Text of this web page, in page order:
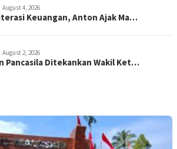
August 4, 2026
Keuangan, Anton Ajak Ma…
August 2, 2026
Pancasila Ditekankan Wakil Ket…